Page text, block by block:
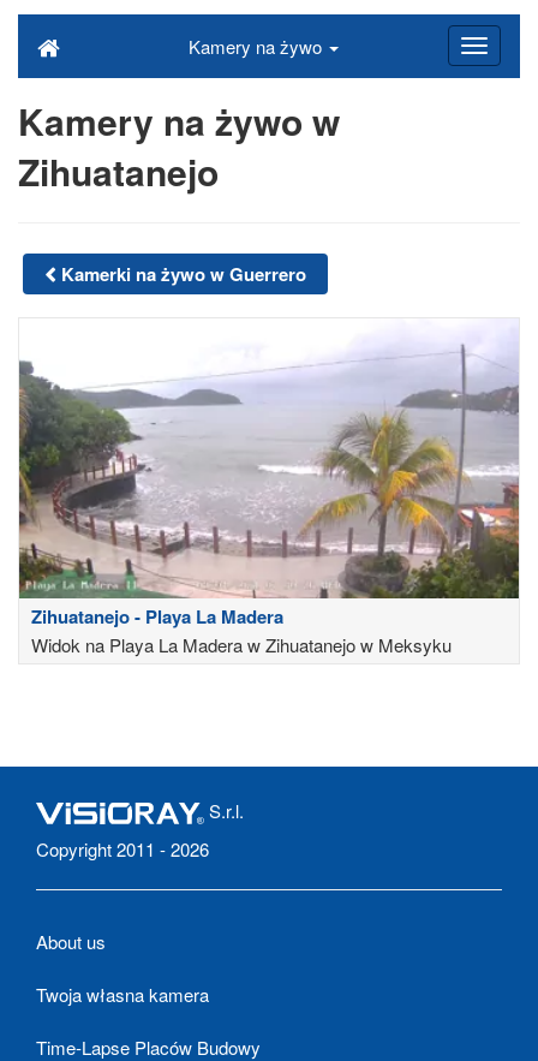
Kamery na żywo
Kamery na żywo w
Zihuatanejo
Kamerki na żywo w Guerrero
Zihuatanejo - Playa La Madera
Widok na Playa La Madera w Zihuatanejo w Meksyku
S.r.l.
Copyright 2011 - 2026
About us
Twoja własna kamera
Time-Lapse Placów Budowy